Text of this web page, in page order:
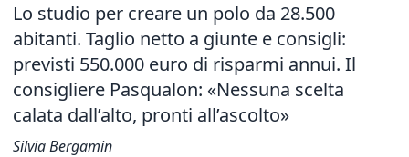
Lo studio per creare un polo da 28.500
abitanti. Taglio netto a giunte e consigli:
previsti 550.000 euro di risparmi annui. Il
consigliere Pasqualon: «Nessuna scelta
calata dall’alto, pronti all’ascolto»
Silvia Bergamin